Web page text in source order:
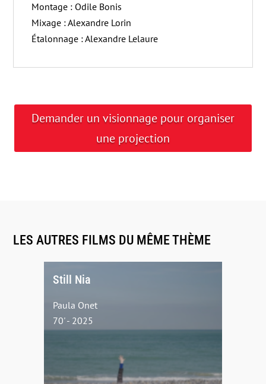
Montage : Odile Bonis
Mixage : Alexandre Lorin
Étalonnage : Alexandre Lelaure
Demander un visionnage pour organiser
une projection
LES AUTRES FILMS DU MÊME THÈME
Still Nia
Paula Onet
70' - 2025